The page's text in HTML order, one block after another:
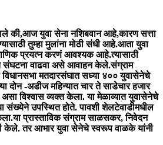
की,आज युवा सेना नशिबवान आहे,कारण सत्ता
तुम्हा मुलांना मोठी संधी आहे.आता युवा
प्रयत्न करणं आवश्यक आहे.त्यासाठी
संघटना वाढवा असे आवाहन केले.संग्राम
मतदारसंघात सध्या ४०० युवासेनेचे
दोन -अडीज महिन्यात चार ते साडेचार हजार
विश्वास व्यक्त केला. या मेळाव्यात युवासेनेचे
संख्येने उपस्थित होते. पावशी शेलटेवाडीमधील
प्रास्ताविक संग्राम साळसकर, निवेदन
केले. तर आभार युवा सेनेचे स्वरूप वाळके यांनी